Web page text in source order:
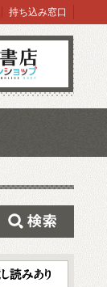
プ
持ち込み窓口